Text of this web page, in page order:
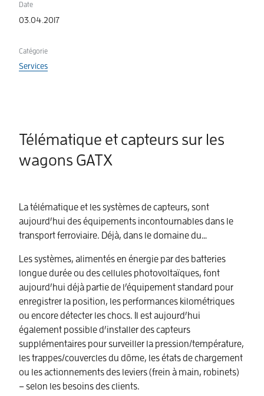
Date
03.04.2017
Catégorie
Services
Télématique et capteurs sur les
wagons GATX
La télématique et les systèmes de capteurs, sont
aujourd’hui des équipements incontournables dans le
transport ferroviaire. Déjà, dans le domaine du…
Les systèmes, alimentés en énergie par des batteries
longue durée ou des cellules photovoltaïques, font
aujourd’hui déjà partie de l’équipement standard pour
enregistrer la position, les performances kilométriques
ou encore détecter les chocs. Il est aujourd’hui
également possible d’installer des capteurs
supplémentaires pour surveiller la pression/température,
les trappes/couvercles du dôme, les états de chargement
ou les actionnements des leviers (frein à main, robinets)
– selon les besoins des clients.